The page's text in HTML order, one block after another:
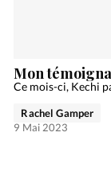
Mon
Ce mois-ci, Kechi
Rachel Gamper
9 Mai 2023